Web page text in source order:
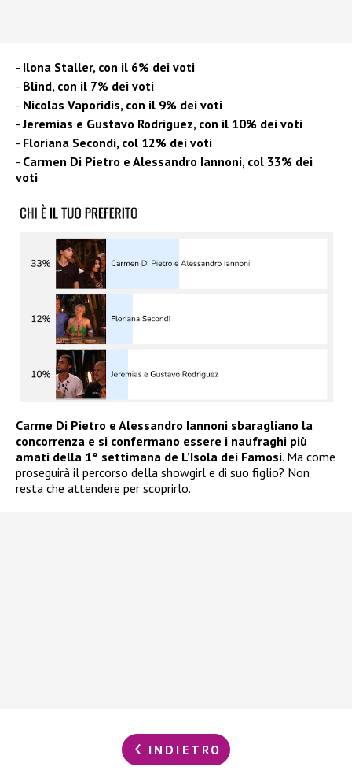
Ilona Staller, con il 6% dei voti
Blind, con il 7% dei voti
Nicolas Vaporidis, con il 9% dei voti
Jeremias e Gustavo Rodriguez, con il 10% dei voti
Floriana Secondi, col 12% dei voti
Carmen Di Pietro e Alessandro Iannoni, col 33% dei
voti
Carme Di Pietro e Alessandro Iannoni sbaragliano la
concorrenza e si confermano essere i naufraghi più
amati della 1° settimana de L’Isola dei Famosi. Ma come
proseguirà il percorso della showgirl e di suo figlio? Non
resta che attendere per scoprirlo.
INDIETRO